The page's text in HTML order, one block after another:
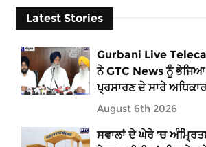
Latest Stories
Gurbani Live
ਨੇ GTC News ਨੂੰ ਭੇਜਿਆ
ਪ੍ਰਸਾਰਣ ਦੇ ਸਾਰੇ
August 6th 2026
ਸਵਾਲਾਂ ਦੇ ਘੇਰੇ ’ਚ